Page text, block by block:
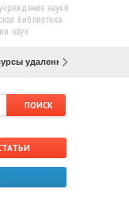
науки
библиотека
наук
удаленного доступа